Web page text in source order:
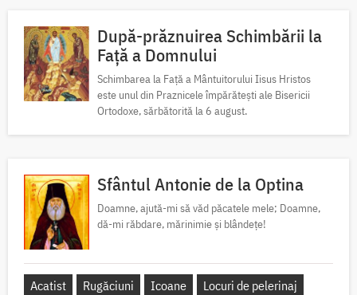
După-prăznuirea Schimbării la
Față a Domnului
Schimbarea la Față a Mântuitorului Iisus Hristos
este unul din Praznicele împărătești ale Bisericii
Ortodoxe, sărbătorită la 6 august.
Sfântul Antonie de la Optina
Doamne, ajută-mi să văd păcatele mele; Doamne,
dă-mi răbdare, mărinimie şi blândeţe!
Acatist Rugăciuni Icoane
Locuri de pelerinaj